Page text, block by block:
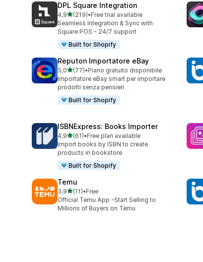
DPL Square Integration
4,9stelle su 5
(219)
219 recensioni totali
•Free trial available
Seamless Integration & Sync with
Square POS - 24/7 support
Built for Shopify
Reputon Importatore eBay
5,0stelle su 5
(77)
77 recensioni totali
•Piano gratuito disponibile
Importatore eBay smart per importare
prodotti senza pensieri
Built for Shopify
ISBNExpress: Books Importer
4,9stelle su 5
(61)
61 recensioni totali
•Free plan available
Import books by ISBN to create
products in bookstore
Built for Shopify
Temu
3,9stelle su 5
(11)
11 recensioni totali
•Free
Official Temu App -Start Selling to
Millions of Buyers on Temu